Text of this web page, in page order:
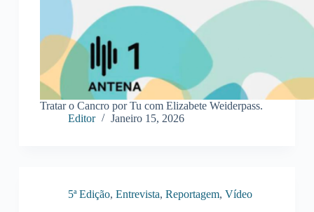
Tratar o Cancro por Tu com Elizabete Weiderpass.
Editor
Janeiro 15, 2026
5ª Edição, Entrevista, Reportagem, Vídeo